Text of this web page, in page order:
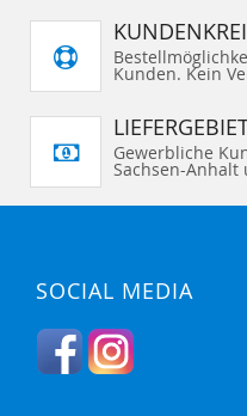
Kunden. Kein
Gewerbliche
Sachsen-
SOCIAL MEDIA